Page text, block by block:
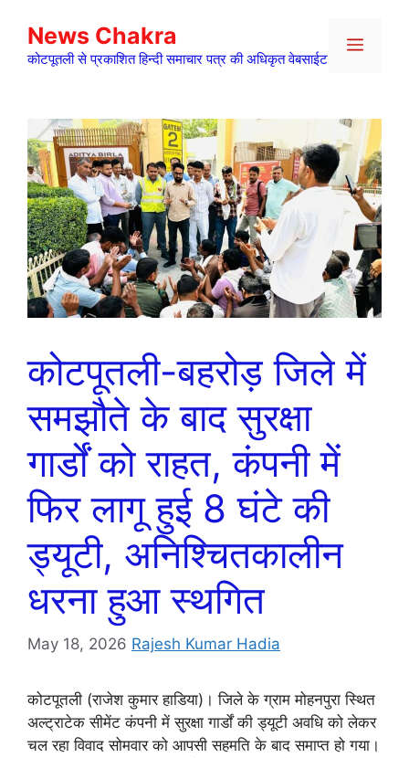
content
News Chakra
कोटपूतली से प्रकाशित हिन्दी समाचार पत्र की अधिकृत वेबसाईट
Menu
कोटपूतली-बहरोड़ जिले में
समझौते के बाद सुरक्षा
गार्डों को राहत, कंपनी में
फिर लागू हुई 8 घंटे की
ड्यूटी, अनिश्चितकालीन
धरना हुआ स्थगित
May 18, 2026 Rajesh Kumar Hadia
कोटपूतली (राजेश कुमार हाडिया)। जिले के ग्राम मोहनपुरा स्थित
अल्ट्राटेक सीमेंट कंपनी में सुरक्षा गार्डों की ड्यूटी अवधि को लेकर
चल रहा विवाद सोमवार को आपसी सहमति के बाद समाप्त हो गया।